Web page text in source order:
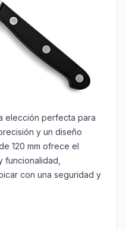
elección perfecta para
y un diseño
120 mm ofrece el
funcionalidad,
con una seguridad y